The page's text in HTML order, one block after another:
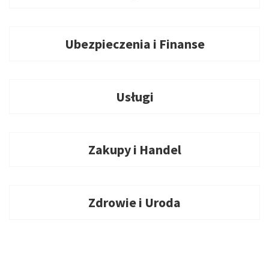
Ubezpieczenia i Finanse
Usługi
Zakupy i Handel
Zdrowie i Uroda